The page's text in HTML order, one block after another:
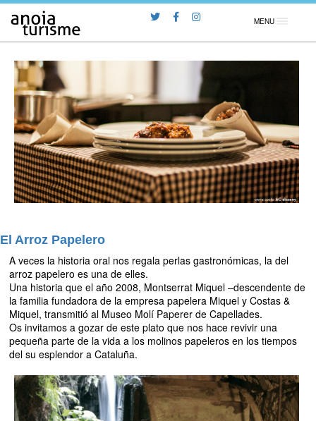
MENU
El Arroz Papelero
A veces la historia oral nos regala perlas gastronómicas, la del
arroz papelero es una de elles.
Una historia que el año 2008, Montserrat Miquel –descendente de
la familia fundadora de la empresa papelera Miquel y Costas &
Miquel, transmitió al Museo Molí Paperer de Capellades.
Os invitamos a gozar de este plato que nos hace revivir una
pequeña parte de la vida a los molinos papeleros en los tiempos
del su esplendor a Cataluña.